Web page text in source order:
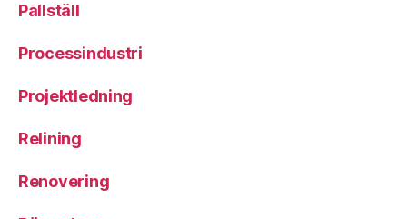
Pallställ
Processindustri
Projektledning
Relining
Renovering